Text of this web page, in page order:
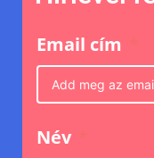
Email cím
Név